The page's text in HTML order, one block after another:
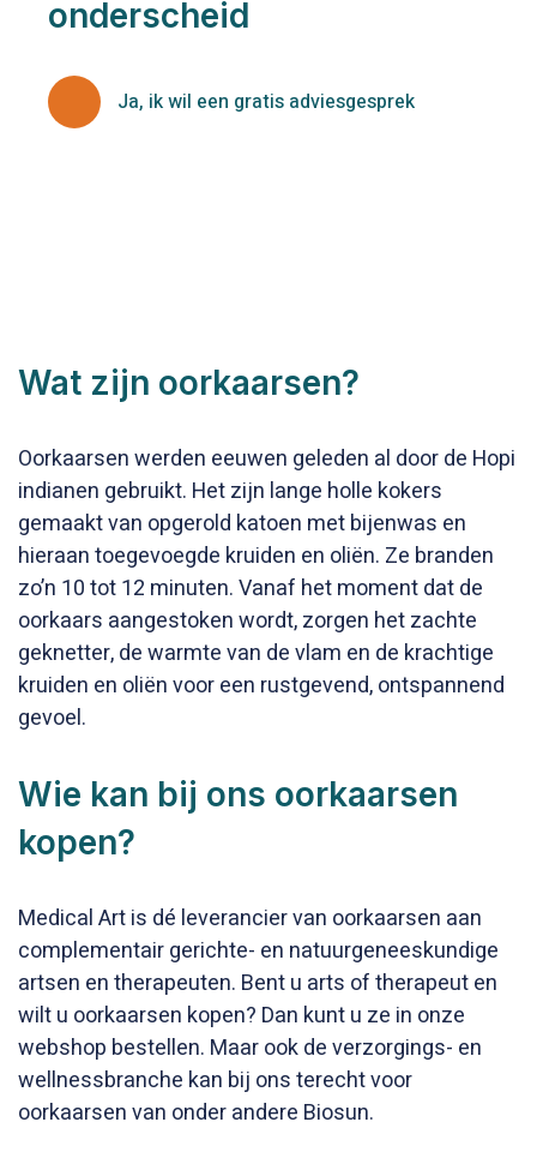
onderscheid
Ja, ik wil een gratis adviesgesprek
Wat zijn oorkaarsen?
Oorkaarsen werden eeuwen geleden al door de Hopi
indianen gebruikt. Het zijn lange holle kokers
gemaakt van opgerold katoen met bijenwas en
hieraan toegevoegde kruiden en oliën. Ze branden
zo’n 10 tot 12 minuten. Vanaf het moment dat de
oorkaars aangestoken wordt, zorgen het zachte
geknetter, de warmte van de vlam en de krachtige
kruiden en oliën voor een rustgevend, ontspannend
gevoel.
Wie kan bij ons oorkaarsen
kopen?
Medical Art is dé leverancier van oorkaarsen aan
complementair gerichte- en natuurgeneeskundige
artsen en therapeuten. Bent u arts of therapeut en
wilt u oorkaarsen kopen? Dan kunt u ze in onze
webshop bestellen. Maar ook de verzorgings- en
wellnessbranche kan bij ons terecht voor
oorkaarsen van onder andere Biosun.